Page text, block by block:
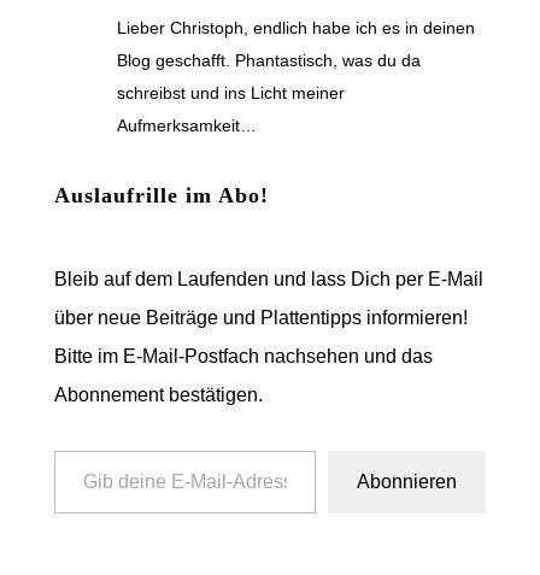
Lieber Christoph, endlich habe ich es in deinen
Blog geschafft. Phantastisch, was du da
schreibst und ins Licht meiner
Aufmerksamkeit…
Auslaufrille im Abo!
Bleib auf dem Laufenden und lass Dich per E-Mail
über neue Beiträge und Plattentipps informieren!
Bitte im E-Mail-Postfach nachsehen und das
Abonnement bestätigen.
Gib deine E-Mail-Adresse ein ...
Abonnieren